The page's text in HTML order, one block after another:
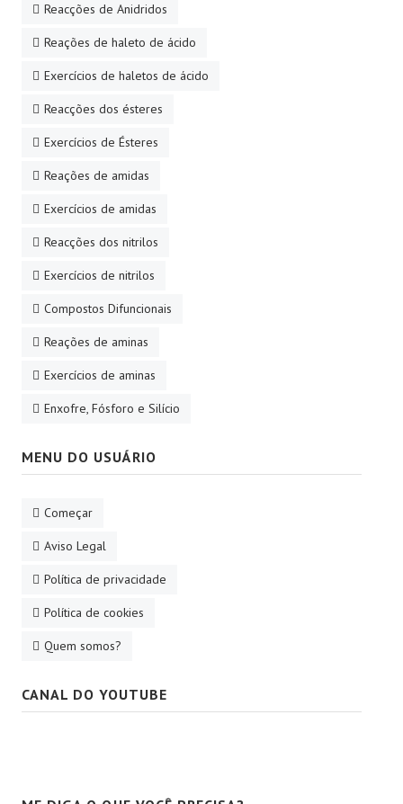
Reacções de Anidridos
Reações de haleto de ácido
Exercícios de haletos de ácido
Reacções dos ésteres
Exercícios de Ésteres
Reações de amidas
Exercícios de amidas
Reacções dos nitrilos
Exercícios de nitrilos
Compostos Difuncionais
Reações de aminas
Exercícios de aminas
Enxofre, Fósforo e Silício
MENU DO USUÁRIO
Começar
Aviso Legal
Política de privacidade
Política de cookies
Quem somos?
CANAL DO YOUTUBE